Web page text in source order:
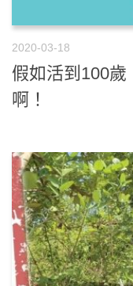
2020-03-18
假如活到100歲
啊！